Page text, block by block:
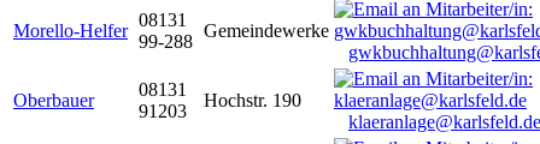
Morello-Helfer
08131
99-288
Gemeindewerke
Oberbauer
08131
91203
Hochstr. 190
klaeranlage@karlsfeld.de